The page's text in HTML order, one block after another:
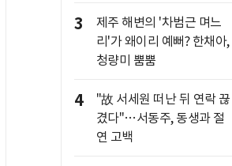
3
제주 해변의 '차범근 며느
리'가 왜이리 예뻐? 한채아,
청량미 뿜뿜
4
"故 서세원 떠난 뒤 연락 끊
겼다"…서동주, 동생과 절
연 고백